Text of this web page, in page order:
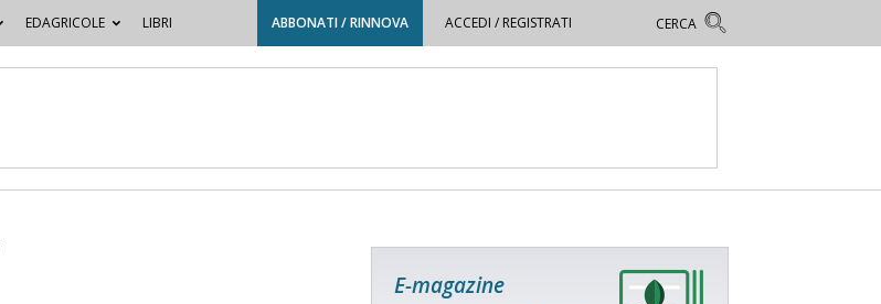
EDAGRICOLE LIBRI ABBONATI / RINNOVA ACCEDI / REGISTRATI
E-magazine